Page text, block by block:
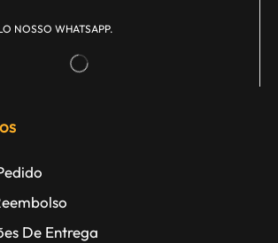
NOSSO WHATSAPP.
De Entrega